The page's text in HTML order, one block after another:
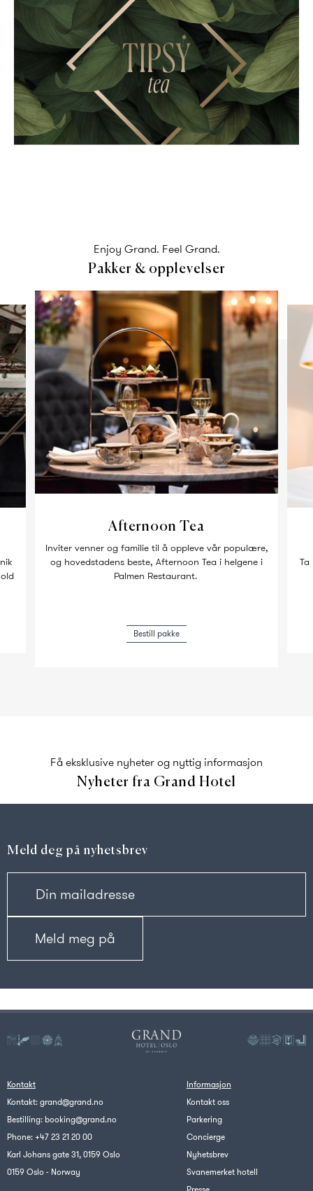
Enjoy Grand. Feel Grand.
Pakker & opplevelser
Afternoon Tea
Inviter venner og familie til å oppleve vår populære,
og hovedstadens beste, Afternoon Tea i helgene i
Palmen Restaurant.
Bestill pakke
Få eksklusive nyheter og nyttig informasjon
Nyheter fra Grand Hotel
Meld deg på nyhetsbrev
Kontakt
Kontakt:grand@grand.no
Bestilling: booking@grand.no
Phone: +47 23 21 20 00
Karl Johans gate 31, 0159 Oslo
0159 Oslo - Norway
Informasjon
Kontakt oss
Parkering
Concierge
Nyhetsbrev
Svanemerket hotell